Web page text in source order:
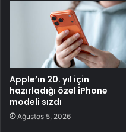
Apple’ın 20. yıl için
hazırladığı özel iPhone
modeli sızdı
Ağustos 5, 2026